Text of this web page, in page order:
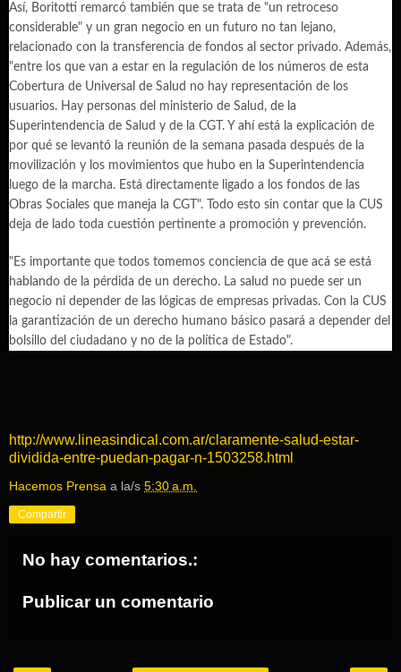
Así, Boritotti remarcó también que se trata de "un retroceso
considerable" y un gran negocio en un futuro no tan lejano,
relacionado con la transferencia de fondos al sector privado. Además,
"entre los que van a estar en la regulación de los números de esta
Cobertura de Universal de Salud no hay representación de los
usuarios. Hay personas del ministerio de Salud, de la
Superintendencia de Salud y de la CGT. Y ahí está la explicación de
por qué se levantó la reunión de la semana pasada después de la
movilización y los movimientos que hubo en la Superintendencia
luego de la marcha. Está directamente ligado a los fondos de las
Obras Sociales que maneja la CGT". Todo esto sin contar que la CUS
deja de lado toda cuestión pertinente a promoción y prevención.
"Es importante que todos tomemos conciencia de que acá se está
hablando de la pérdida de un derecho. La salud no puede ser un
negocio ni depender de las lógicas de empresas privadas. Con la CUS
la garantización de un derecho humano básico pasará a depender del
bolsillo del ciudadano y no de la política de Estado".
http://www.lineasindical.com.ar/claramente-salud-estar-
dividida-entre-puedan-pagar-n-1503258.html
Hacemos Prensa a la/s 5:30 a.m.
Compartir
No hay comentarios.:
Publicar un comentario